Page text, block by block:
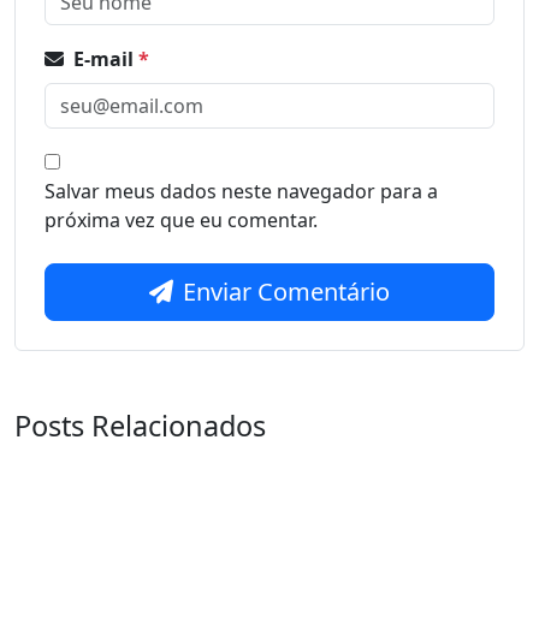
E-mail *
Salvar meus dados neste navegador para a
próxima vez que eu comentar.
Enviar Comentário
Posts Relacionados